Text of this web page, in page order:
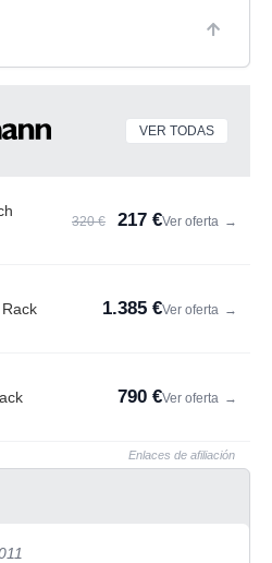
VER TODAS
320 € 217 €Ver oferta →
1.385 €Ver oferta →
790 €Ver oferta →
Enlaces de afiliación